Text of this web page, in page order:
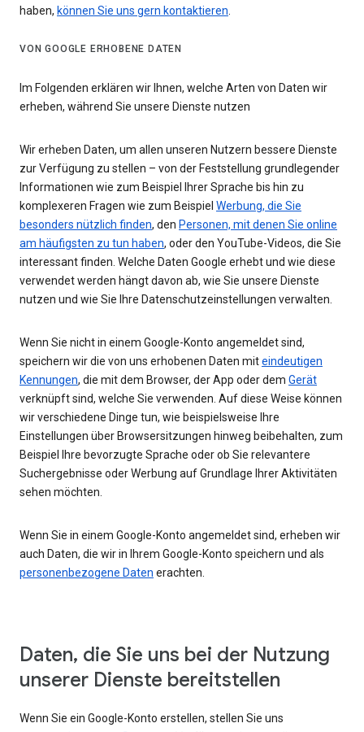
haben, können Sie uns gern kontaktieren.
VON GOOGLE ERHOBENE DATEN
Im Folgenden erklären wir Ihnen, welche Arten von Daten wir
erheben, während Sie unsere Dienste nutzen
Wir erheben Daten, um allen unseren Nutzern bessere Dienste
zur Verfügung zu stellen – von der Feststellung grundlegender
Informationen wie zum Beispiel Ihrer Sprache bis hin zu
komplexeren Fragen wie zum Beispiel Werbung, die Sie
besonders nützlich finden, den Personen, mit denen Sie online
am häufigsten zu tun haben, oder den YouTube-Videos, die Sie
interessant finden. Welche Daten Google erhebt und wie diese
verwendet werden hängt davon ab, wie Sie unsere Dienste
nutzen und wie Sie Ihre Datenschutzeinstellungen verwalten.
Wenn Sie nicht in einem Google-Konto angemeldet sind,
speichern wir die von uns erhobenen Daten miteindeutigen
Kennungen, die mit dem Browser, der App oder dem Gerät
verknüpft sind, welche Sie verwenden. Auf diese Weise können
wir verschiedene Dinge tun, wie beispielsweise Ihre
Einstellungen über Browsersitzungen hinweg beibehalten, zum
Beispiel Ihre bevorzugte Sprache oder ob Sie relevantere
Suchergebnisse oder Werbung auf Grundlage Ihrer Aktivitäten
sehen möchten.
Wenn Sie in einem Google-Konto angemeldet sind, erheben wir
auch Daten, die wir in Ihrem Google-Konto speichern und als
personenbezogene Daten erachten.
Daten, die Sie uns bei der Nutzung
unserer Dienste bereitstellen
Wenn Sie ein Google-Konto erstellen, stellen Sie uns